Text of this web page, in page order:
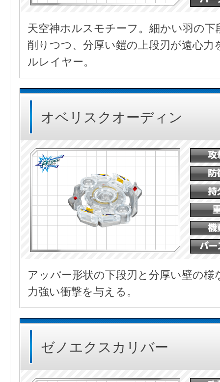
天空神ホルスモチーフ。細かい羽の
削りつつ、分厚い鎧の上段刃が遠心
ルレイヤー。
オベリスクオーディン
アッパー形状の下段刃と分厚い壁の
力強い衝撃を与える。
ゼノエクスカリバー